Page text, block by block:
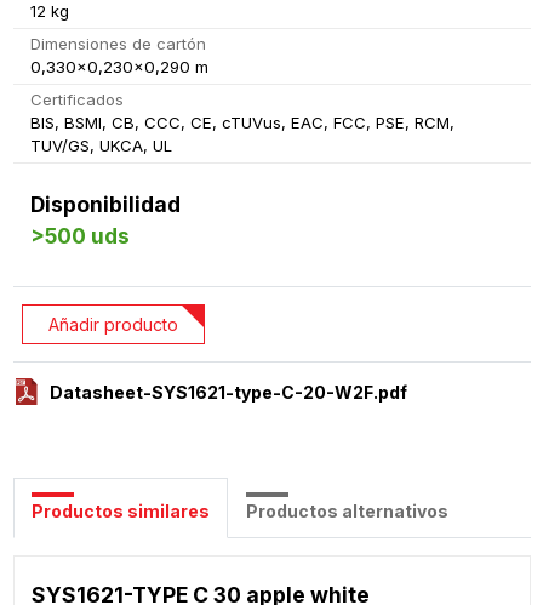
12 kg
Dimensiones de cartón
0,330x0,230x0,290 m
Certificados
BIS, BSMI, CB, CCC, CE, cTUVus, EAC, FCC, PSE, RCM,
TUV/GS, UKCA, UL
Disponibilidad
>500 uds
Datasheet-SYS1621-type-C-20-W2F.pdf
Añadir producto
Productos similares Productos alternativos
SYS1621-TYPE C 30 apple white